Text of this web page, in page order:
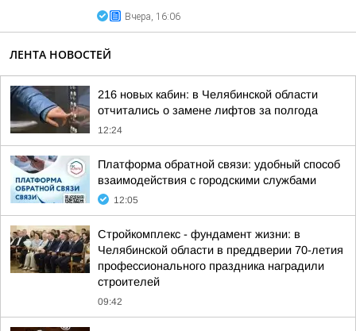
Вчера, 16:06
ЛЕНТА НОВОСТЕЙ
216 новых кабин: в Челябинской области
отчитались о замене лифтов за полгода
12:24
Платформа обратной связи: удобный способ
взаимодействия с городскими службами
12:05
Стройкомплекс - фундамент жизни: в
Челябинской области в преддверии 70-летия
профессионального праздника наградили
строителей
09:42